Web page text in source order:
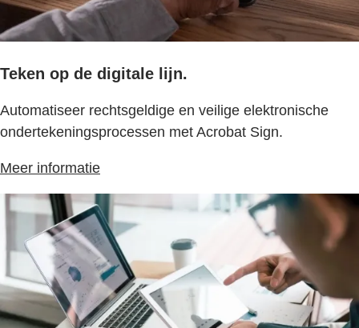
Teken op de digitale lijn.
Automatiseer rechtsgeldige en veilige elektronische
ondertekeningsprocessen met Acrobat Sign.
Meer informatie